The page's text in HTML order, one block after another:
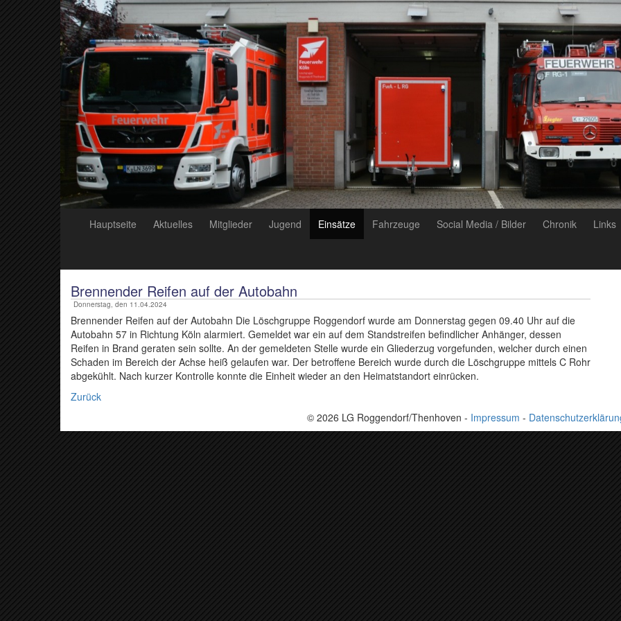
Hauptseite Aktuelles Mitglieder Jugend Einsätze Fahrzeuge Social Media / Bilder Chronik Links
Brennender Reifen auf der Autobahn
Donnerstag, den 11.04.2024
Brennender Reifen auf der Autobahn Die Löschgruppe Roggendorf wurde am Donnerstag gegen 09.40 Uhr auf die
Autobahn 57 in Richtung Köln alarmiert. Gemeldet war ein auf dem Standstreifen befindlicher Anhänger, dessen
Reifen in Brand geraten sein sollte. An der gemeldeten Stelle wurde ein Gliederzug vorgefunden, welcher durch einen
Schaden im Bereich der Achse heiß gelaufen war. Der betroffene Bereich wurde durch die Löschgruppe mittels C Rohr
abgekühlt. Nach kurzer Kontrolle konnte die Einheit wieder an den Heimatstandort einrücken.
Zurück
© 2026 LG Roggendorf/Thenhoven - Impressum -